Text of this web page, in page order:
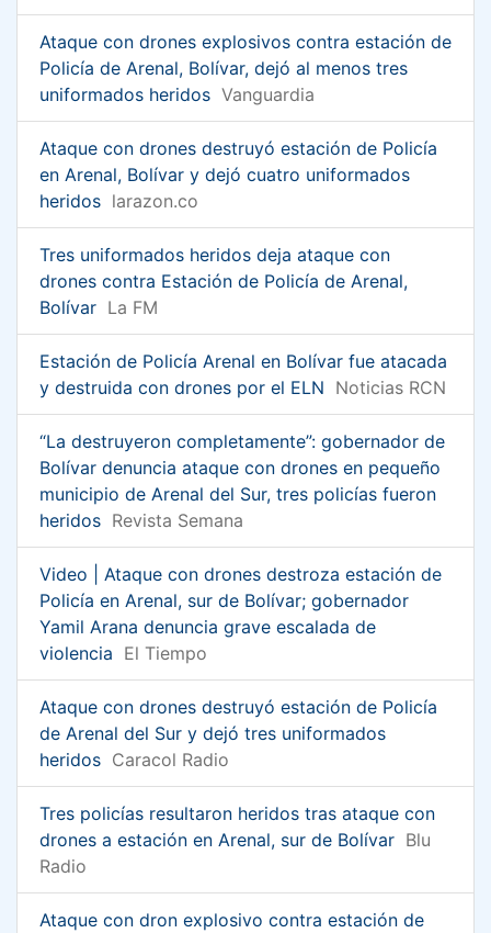
Ataque con drones explosivos contra estación de
Policía de Arenal, Bolívar, dejó al menos tres
uniformados heridos Vanguardia
Ataque con drones destruyó estación de Policía
en Arenal, Bolívar y dejó cuatro uniformados
heridos larazon.co
Tres uniformados heridos deja ataque con
drones contra Estación de Policía de Arenal,
Bolívar La FM
Estación de Policía Arenal en Bolívar fue atacada
y destruida con drones por el ELN Noticias RCN
“La destruyeron completamente”: gobernador de
Bolívar denuncia ataque con drones en pequeño
municipio de Arenal del Sur, tres policías fueron
heridos Revista Semana
Video | Ataque con drones destroza estación de
Policía en Arenal, sur de Bolívar; gobernador
Yamil Arana denuncia grave escalada de
violencia El Tiempo
Ataque con drones destruyó estación de Policía
de Arenal del Sur y dejó tres uniformados
heridos Caracol Radio
Tres policías resultaron heridos tras ataque con
drones a estación en Arenal, sur de Bolívar Blu
Radio
Ataque con dron explosivo contra estación de